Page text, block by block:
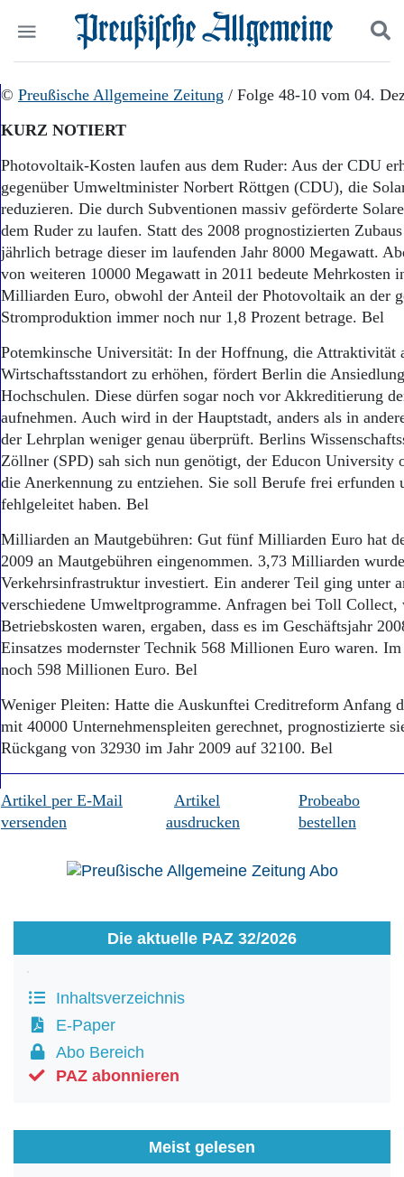
Start
Wer wir sind
Aktuelle Ausgabe
Abonnenten-Login
Abonnent werden
Abo Prämien
Archiv
Politik
Gesellschaft
Leben
Geschichte
Ostpreußen
Pommern
Berlin-Brandenburg
Schlesien
Danzig und Westpreußen
Kontakt
Impressum
Datenschutz
Suchen und finden
© Preußische Allgemeine Zeitung / Folge 48-10 vom 04.
KURZ NOTIERT
Photovoltaik-Kosten laufen aus dem Ruder: Aus der CDU
gegenüber Umweltminister Norbert Röttgen (CDU), die
reduzieren. Die durch Subventionen massiv geförderte
dem Ruder zu laufen. Statt des 2008 prognostizierten
jährlich betrage dieser im laufenden Jahr 8000 Megawatt.
von weiteren 10000 Megawatt in 2011 bedeute Mehrkosten
Milliarden Euro, obwohl der Anteil der Photovoltaik an der
Stromproduktion immer noch nur 1,8 Prozent betrage. Bel
Potemkinsche Universität: In der Hoffnung, die Attraktivität
Wirtschaftsstandort zu erhöhen, fördert Berlin die
Hochschulen. Diese dürfen sogar noch vor Akkreditierung
aufnehmen. Auch wird in der Hauptstadt, anders als in
der Lehrplan weniger genau überprüft. Berlins
Zöllner (SPD) sah sich nun genötigt, der Educon University
die Anerkennung zu entziehen. Sie soll Berufe frei erfunden
fehlgeleitet haben. Bel
Milliarden an Mautgebühren: Gut fünf Milliarden Euro hat
2009 an Mautgebühren eingenommen. 3,73 Milliarden
Verkehrsinfrastruktur investiert. Ein anderer Teil ging unter
verschiedene Umweltprogramme. Anfragen bei Toll Collect,
Betriebskosten waren, ergaben, dass es im Geschäftsjahr
Einsatzes modernster Technik 568 Millionen Euro waren.
noch 598 Millionen Euro. Bel
Weniger Pleiten: Hatte die Auskunftei Creditreform Anfang
mit 40000 Unternehmenspleiten gerechnet, prognostizierte
Rückgang von 32930 im Jahr 2009 auf 32100. Bel
Artikel per E-Mail
versenden
Artikel
ausdrucken
Probeabo
bestellen
Die aktuelle PAZ 32/2026
Inhaltsverzeichnis
E-Paper
Abo Bereich
PAZ abonnieren
Meist gelesen